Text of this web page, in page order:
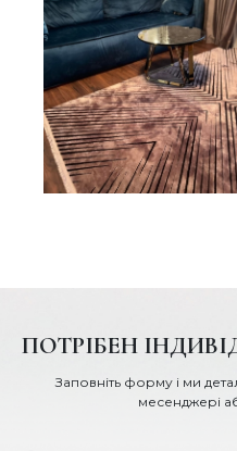
ПОТРІБЕН
Заповніть форму і ми
месенджері